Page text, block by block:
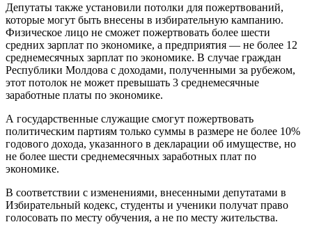
Депутаты также установили потолки для пожертвований,
которые могут быть внесены в избирательную кампанию.
Физическое лицо не сможет пожертвовать более шести
средних зарплат по экономике, а предприятия — не более 12
среднемесячных зарплат по экономике. В случае граждан
Республики Молдова с доходами, полученными за рубежом,
этот потолок не может превышать 3 среднемесячные
заработные платы по экономике.
А государственные служащие смогут пожертвовать
политическим партиям только суммы в размере не более 10%
годового дохода, указанного в декларации об имуществе, но
не более шести среднемесячных заработных плат по
экономике.
В соответствии с изменениями, внесенными депутатами в
Избирательный кодекс, студенты и ученики получат право
голосовать по месту обучения, а не по месту жительства.